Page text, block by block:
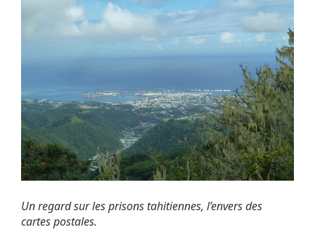
Un regard sur les prisons tahitiennes, l’envers des
cartes postales.